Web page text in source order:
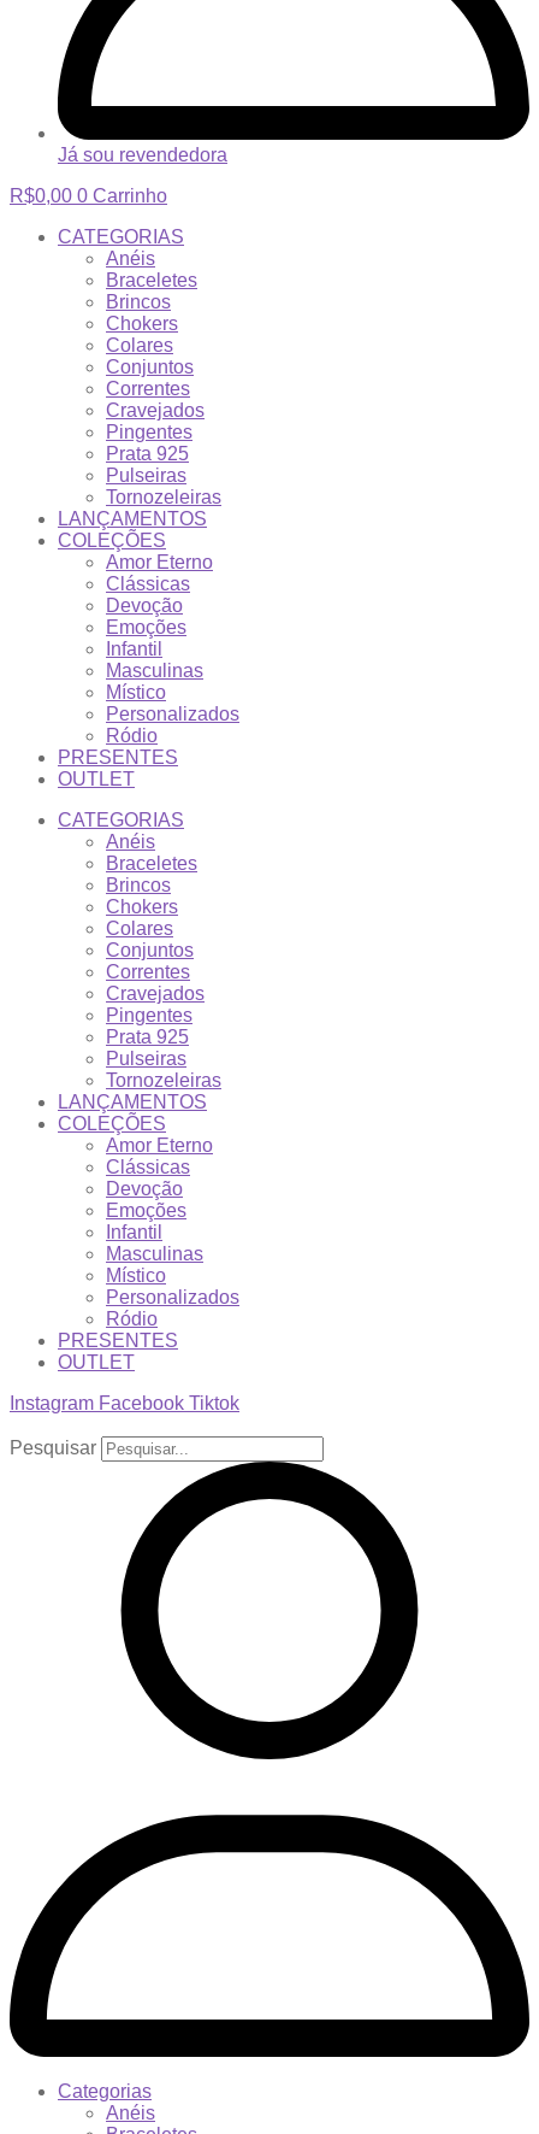
Já sou revendedora
R$0,00 0 Carrinho
CATEGORIAS
Anéis
Braceletes
Brincos
Chokers
Colares
Conjuntos
Correntes
Cravejados
Pingentes
Prata 925
Pulseiras
Tornozeleiras
LANÇAMENTOS
COLEÇÕES
Amor Eterno
Clássicas
Devoção
Emoções
Infantil
Masculinas
Místico
Personalizados
Ródio
PRESENTES
OUTLET
CATEGORIAS
Anéis
Braceletes
Brincos
Chokers
Colares
Conjuntos
Correntes
Cravejados
Pingentes
Prata 925
Pulseiras
Tornozeleiras
LANÇAMENTOS
COLEÇÕES
Amor Eterno
Clássicas
Devoção
Emoções
Infantil
Masculinas
Místico
Personalizados
Ródio
PRESENTES
OUTLET
Instagram Facebook Tiktok
Pesquisar
Categorias
Anéis